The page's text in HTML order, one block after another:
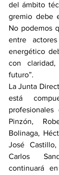
del ámbito
gremio debe
No podemos
entre
energético
con
futuro”.
La Junta
está
Pinzón,
Bolinaga,
José
Carlos
continuará